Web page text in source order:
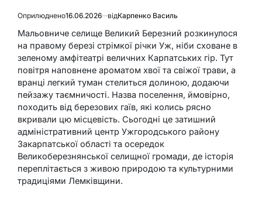
Оприлюднено16.06.2026 відКарпенко Василь
Мальовниче селище Великий Березний розкинулося
на правому березі стрімкої річки Уж, ніби сховане в
зеленому амфітеатрі величних Карпатських гір. Тут
повітря наповнене ароматом хвої та свіжої трави, а
вранці легкий туман стелиться долиною, додаючи
пейзажу таємничості. Назва поселення, ймовірно,
походить від березових гаїв, які колись рясно
вкривали цю місцевість. Сьогодні це затишний
адміністративний центр Ужгородського району
Закарпатської області та осередок
Великоберезнянської селищної громади, де історія
переплітається з живою природою та культурними
традиціями Лемківщини.